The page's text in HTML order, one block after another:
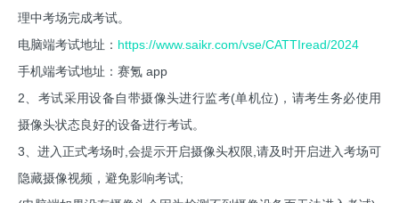
理中考场完成考试。
电脑端考试地址： https://www.saikr.com/vse/CATTIread/2024
手机端考试地址：赛氪 app
2、考试采用设备自带摄像头进行监考(单机位)，请考生务必使用
摄像头状态良好的设备进行考试。
3、进入正式考场时,会提示开启摄像头权限,请及时开启进入考场可
隐藏摄像视频，避免影响考试;